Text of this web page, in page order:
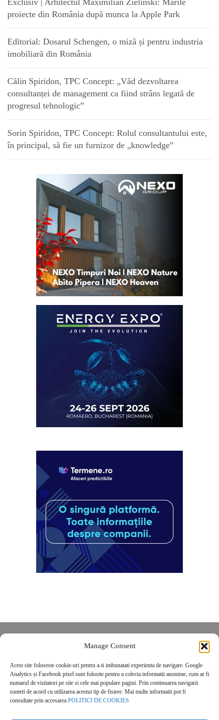
Manage Consent
Acest site foloseste cookie-uri pentru a-ti imbunatati experienta de navigare. Google
Analytics și Facebook pixel sunt folosite pentru a colecta informatii anonime, cum ar fi
numarul de vizitatori pe site si cele mai populare pagini. Prin continuarea navigarii
sunteti de acord cu utilizarea acestui tip de fisiere. Mai multe informatii pot fi
consultate prin accesarea POLITICI DE COOKIES
proiecte din România după munca la Apple Park
Editorial: Dosarul Schengen, o miză și pentru industria
imobiliară din România
Călin Spiridon, TPC Concept: „Văd dezvoltarea
consultanței de management ca fiind strâns legată de
progresul tehnologic”
Sorin Spiridon, TPC Concept: Rolul consultantului este,
în principal, să fie un furnizor de „knowledge”
POLITICĂ DE CONFIDENȚIALITATE
Politica de cookies